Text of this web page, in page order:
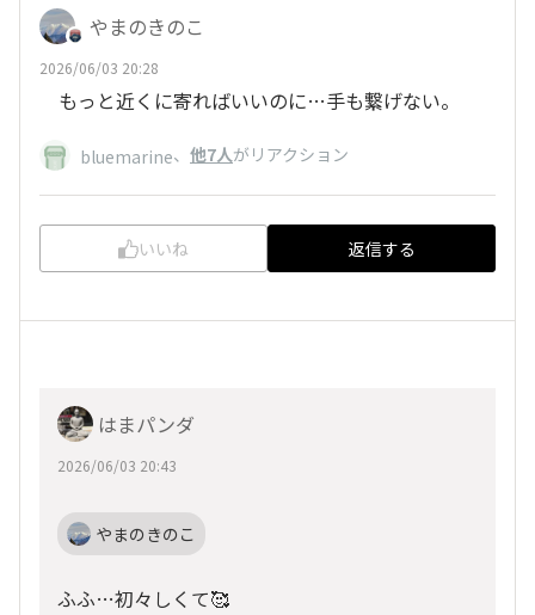
やまのきのこ
2026/06/03 20:28
もっと近くに寄ればいいのに…手も繋げない。
bluemarine、 他7人がリアクション
いいね 返信する
はまパンダ
2026/06/03 20:43
やまのきのこ
ふふ…初々しくて🥰